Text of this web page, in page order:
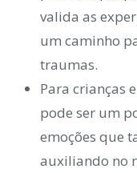
valida as
um caminho
traumas.
Para crianças
pode ser um
emoções que
auxiliando no